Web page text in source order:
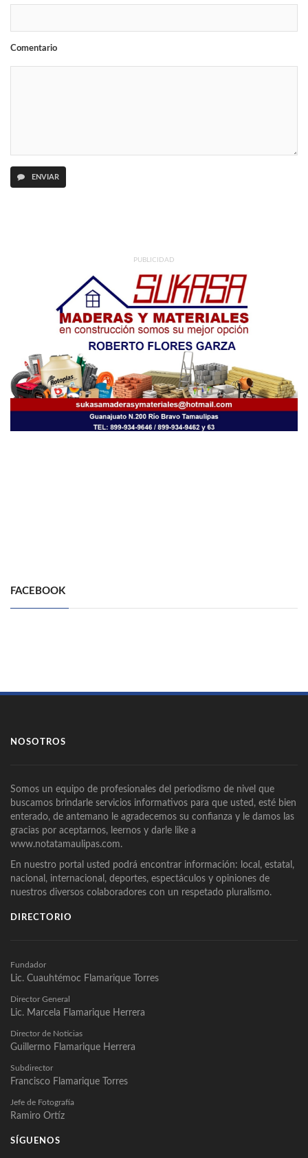
Comentario
ENVIAR
PUBLICIDAD
FACEBOOK
NOSOTROS
Somos un equipo de profesionales del periodismo de nivel que
buscamos brindarle servicios informativos para que usted, esté bien
enterado, de antemano le agradecemos su confianza y le damos las
gracias por aceptarnos, leernos y darle like a
www.notatamaulipas.com.
En nuestro portal usted podrá encontrar información: local, estatal,
nacional, internacional, deportes, espectáculos y opiniones de
nuestros diversos colaboradores con un respetado pluralismo.
DIRECTORIO
Fundador
Lic. Cuauhtémoc Flamarique Torres
Director General
Lic. Marcela Flamarique Herrera
Director de Noticias
Guillermo Flamarique Herrera
Subdirector
Francisco Flamarique Torres
Jefe de Fotografía
Ramiro Ortíz
SÍGUENOS